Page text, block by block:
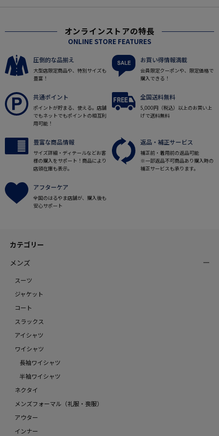
オンラインストアの特長
ONLINE STORE FEATURES
圧倒的な品揃え
大型店限定商品や、特別サイズも
豊富！
お買い得情報満載
会員限定クーポンや、限定価格で
購入できる！
共通ポイント
ポイントが貯まる、使える。店舗
でもネットでもポイントの相互利
用可能！
全国送料無料
5,000円（税込）以上のお買い上
げで送料無料
豊富な商品情報
サイズ詳細・ディテールなどお客
様の購入をサポート！商品により
店頭在庫も表示。
返品・補正サービス
補正前・着用前の返品可能
※一部返品不可商品あり購入時の
補正サービスも承ります。
アフターケア
全国のはるやま店舗が、購入後も
安心サポート
カテゴリー
メンズ
スーツ
ジャケット
コート
スラックス
アイシャツ
ワイシャツ
長袖ワイシャツ
半袖ワイシャツ
ネクタイ
メンズフォーマル（礼服・喪服）
アウター
インナー